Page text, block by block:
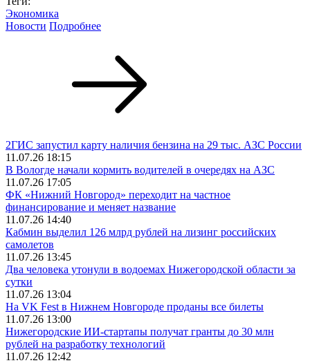
Экономика
Новости Подробнее
2ГИС запустил карту наличия бензина на 29 тыс. АЗС России
11.07.26 18:15
В Вологде начали кормить водителей в очередях на АЗС
11.07.26 17:05
ФК «Нижний Новгород» переходит на частное
финансирование и меняет название
11.07.26 14:40
Кабмин выделил 126 млрд рублей на лизинг российских
самолетов
11.07.26 13:45
Два человека утонули в водоемах Нижегородской области за
сутки
11.07.26 13:04
На VK Fest в Нижнем Новгороде проданы все билеты
11.07.26 13:00
Нижегородские ИИ-стартапы получат гранты до 30 млн
рублей на разработку технологий
11.07.26 12:42